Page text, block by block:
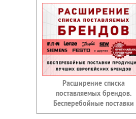
Расширение списка
поставляемых брендов.
Бесперебойные поставки